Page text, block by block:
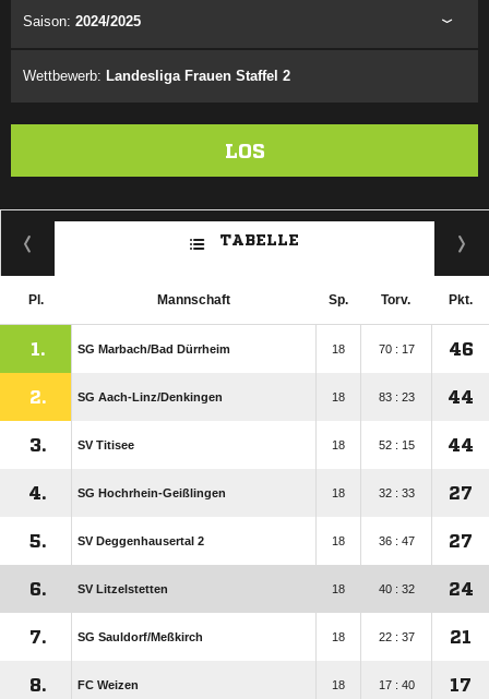
Saison: 2024/2025
Wettbewerb: Landesliga Frauen Staffel 2
LOS
TABELLE
Pl. Mannschaft Sp. Torv. Pkt.
1. SG Marbach/​Bad Dürrheim 18 70 : 17 46
2. SG Aach-Linz/​Denkingen 18 83 : 23 44
3. SV Titisee 18 52 : 15 44
4. SG Hochrhein-Geißlingen 18 32 : 33 27
5. SV Deggenhausertal 2 18 36 : 47 27
6. SV Litzelstetten 18 40 : 32 24
7. SG Sauldorf/​Meßkirch 18 22 : 37 21
8. FC Weizen 18 17 : 40 17